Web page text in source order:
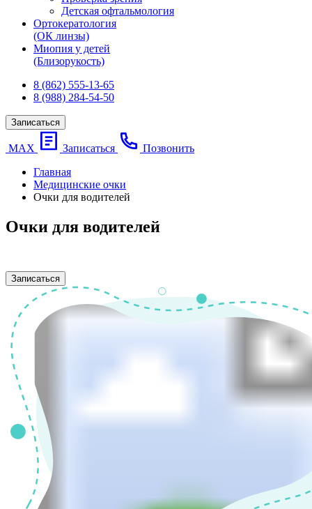
Детская офтальмология
Ортокератология
(ОК линзы)
Миопия у детей
(Близорукость)
8 (862) 555-13-65
8 (988) 284-54-50
Записаться
МАХ Записаться
Позвонить
Главная
Медицинские очки
Очки для водителей
Очки для водителей
Записаться